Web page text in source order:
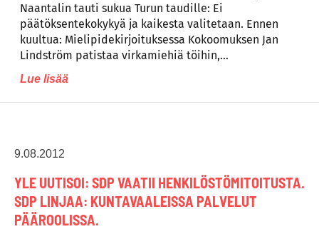
Naantalin tauti sukua Turun taudille: Ei
päätöksentekokykyä ja kaikesta valitetaan. Ennen
kuultua: Mielipidekirjoituksessa Kokoomuksen Jan
Lindström patistaa virkamiehiä töihin,…
Lue lisää
9.08.2012
YLE UUTISOI: SDP VAATII HENKILÖSTÖMITOITUSTA.
SDP LINJAA: KUNTAVAALEISSA PALVELUT
PÄÄROOLISSA.